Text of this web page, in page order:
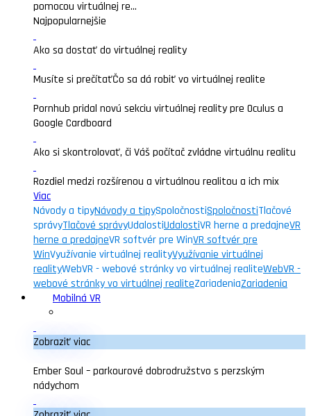
pomocou virtuálnej re...
Najpopularnejšie
Ako sa dostať do virtuálnej reality
Musíte si prečítaťČo sa dá robiť vo virtuálnej realite
Pornhub pridal novú sekciu virtuálnej reality pre Oculus a
Google Cardboard
Ako si skontrolovať, či Váš počítač zvládne virtuálnu realitu
Rozdiel medzi rozšírenou a virtuálnou realitou a ich mix
Viac
Návody a tipyNávody a tipySpoločnostiSpoločnostiTlačové
správyTlačové správyUdalostiUdalostiVR herne a predajneVR
herne a predajneVR softvér pre WinVR softvér pre
WinVyužívanie virtuálnej realityVyužívanie virtuálnej
realityWebVR - webové stránky vo virtuálnej realiteWebVR -
webové stránky vo virtuálnej realiteZariadeniaZariadenia
Mobilná VR
Zobraziť viac
Ember Soul – parkourové dobrodružstvo s perzským
nádychom